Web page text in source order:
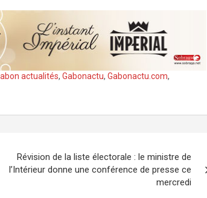
actualités, Gabonactu, Gabonactu.com,
Révision de la liste électorale : le ministre de
l’Intérieur donne une conférence de presse ce
mercredi